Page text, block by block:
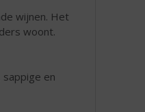
wijnen. Het
woont.
en